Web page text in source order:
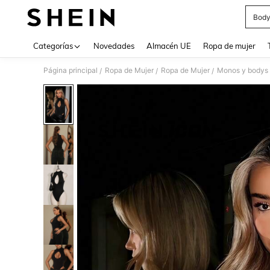
Categorías Novedades Almacén UE Ropa de mujer
Página principal / Ropa de Mujer / Ropa de Mujer / Monos y bodys